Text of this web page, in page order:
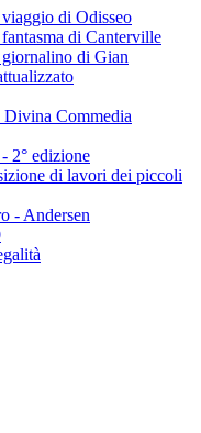
di Odisseo
di Canterville
di Gian
Commedia
2° edizione
di lavori dei piccoli
- Andersen